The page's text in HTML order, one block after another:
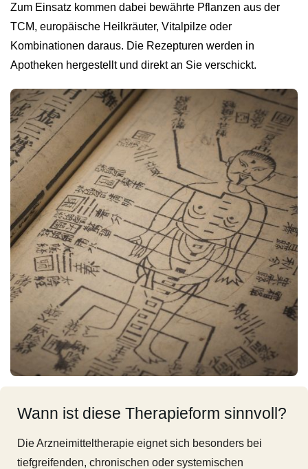
Zum Einsatz kommen dabei bewährte Pflanzen aus der
TCM, europäische Heilkräuter, Vitalpilze oder
Kombinationen daraus. Die Rezepturen werden in
Apotheken hergestellt und direkt an Sie verschickt.
Wann ist diese Therapieform sinnvoll?
Die Arzneimitteltherapie eignet sich besonders bei
tiefgreifenden, chronischen oder systemischen